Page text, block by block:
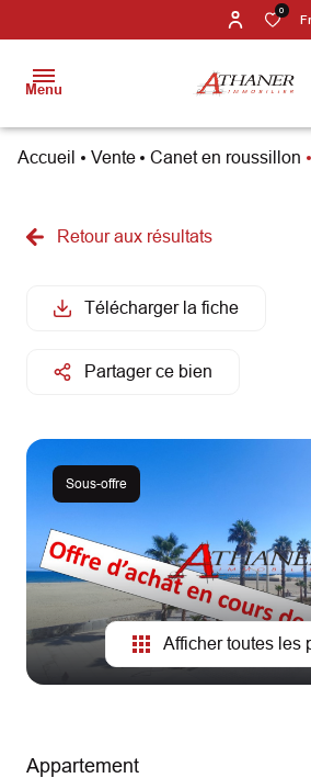
0
Fr
Menu
NOS
NOS
AGENCES
CONTACT
Accueil Vente Canet en roussillon
Retour aux résultats
Télécharger la fiche
Partager ce bien
Sous-offre
Afficher toutes les
Appartement